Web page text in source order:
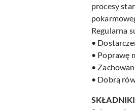
procesy
Regularna
•
• Poprawę
•
• Dobrą
SKŁADNIKI